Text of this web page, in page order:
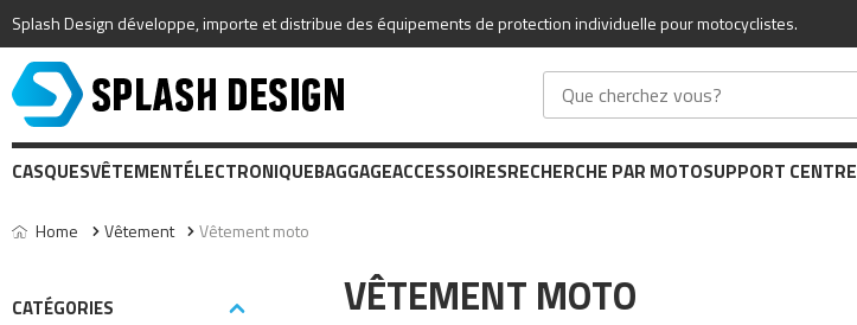
Splash Design développe, importe et distribue des équipements de protection individuelle pour motocyclistes.
CASQUESVÊTEMENTÉLECTRONIQUEBAGGAGEACCESSOIRESRECHERCHE PAR MOTOSUPPORT CENTRE
Home Vêtement Vêtement moto
CATÉGORIES VÊTEMENT MOTO